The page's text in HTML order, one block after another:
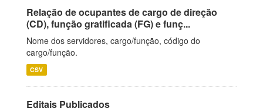
Relação de ocupantes de cargo de direção
(CD), função gratificada (FG) e funç...
Nome dos servidores, cargo/função, código do
cargo/função.
CSV
Editais Publicados